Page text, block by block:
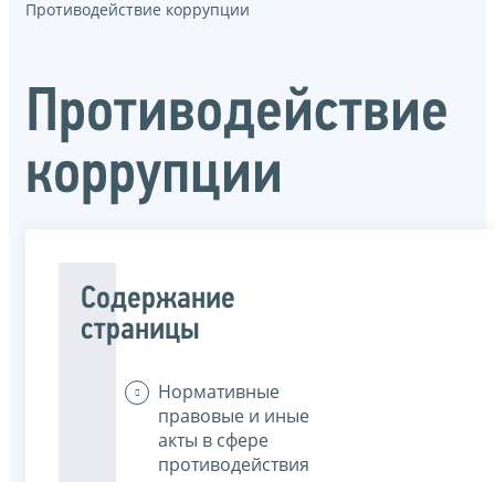
Противодействие коррупции
Противодействие
коррупции
Содержание
страницы
Нормативные
правовые и иные
акты в сфере
противодействия